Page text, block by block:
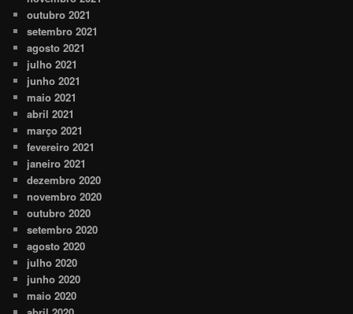
outubro 2021
setembro 2021
agosto 2021
julho 2021
junho 2021
maio 2021
abril 2021
março 2021
fevereiro 2021
janeiro 2021
dezembro 2020
novembro 2020
outubro 2020
setembro 2020
agosto 2020
julho 2020
junho 2020
maio 2020